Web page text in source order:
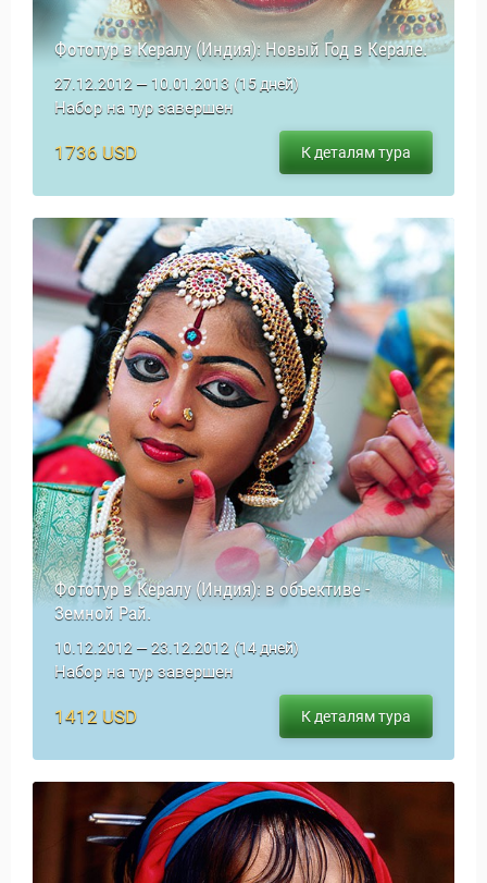
Фототур в Кералу (Индия): Новый Год в Керале.
27.12.2012 — 10.01.2013 (15 дней)
Набор на тур завершен
1736 USD К деталям тура
Фототур в Кералу (Индия): в объективе -
Земной Рай.
10.12.2012 — 23.12.2012 (14 дней)
Набор на тур завершен
1412 USD К деталям тура